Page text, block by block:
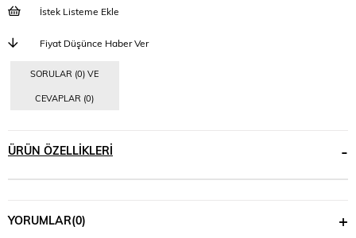
İstek Listeme Ekle
Fiyat Düşünce Haber Ver
SORULAR (0) VE
CEVAPLAR (0)
ÜRÜN ÖZELLIKLERI
YORUMLAR(0)